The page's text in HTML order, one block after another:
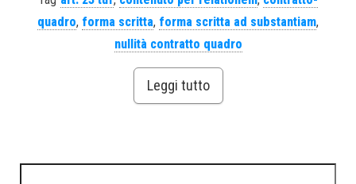
quadro, forma scritta, forma scritta ad substantiam,
nullità contratto quadro
Leggi tutto